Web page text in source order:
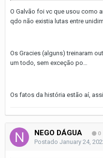
O Galvão foi vc que usou como
qdo não existia lutas entre
Os Gracies (alguns) treinaram
um todo, sem exceção po…
Os fatos da história estão aí,
NEGO DÁGUA 0
Postado January 24,